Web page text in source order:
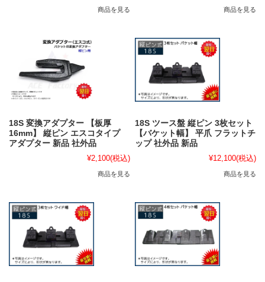
商品を見る 商品を見る
18S 変換アダプター 【板厚
16mm】 縦ピン エスコタイプ
アダプター 新品 社外品
¥2,100(税込)
商品を見る
18S ツース盤 縦ピン 3枚セット
【バケット幅】 平爪 フラットチ
ップ 社外品 新品
¥12,100(税込)
商品を見る